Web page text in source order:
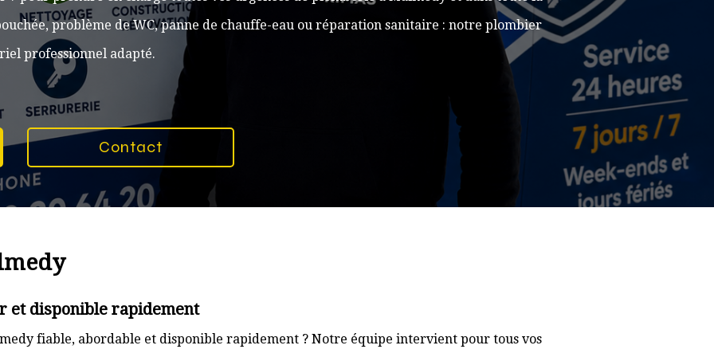
problème de WC, panne de chauffe-eau ou réparation sanitaire : notre plombier
professionnel adapté.
Contact
et disponible rapidement
fiable, abordable et disponible rapidement ? Notre équipe intervient pour tous vos